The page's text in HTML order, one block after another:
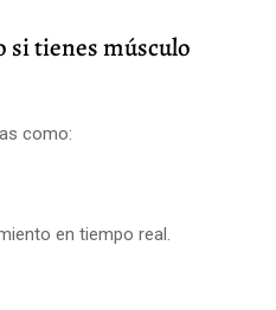
si tienes músculo
como:
en tiempo real.